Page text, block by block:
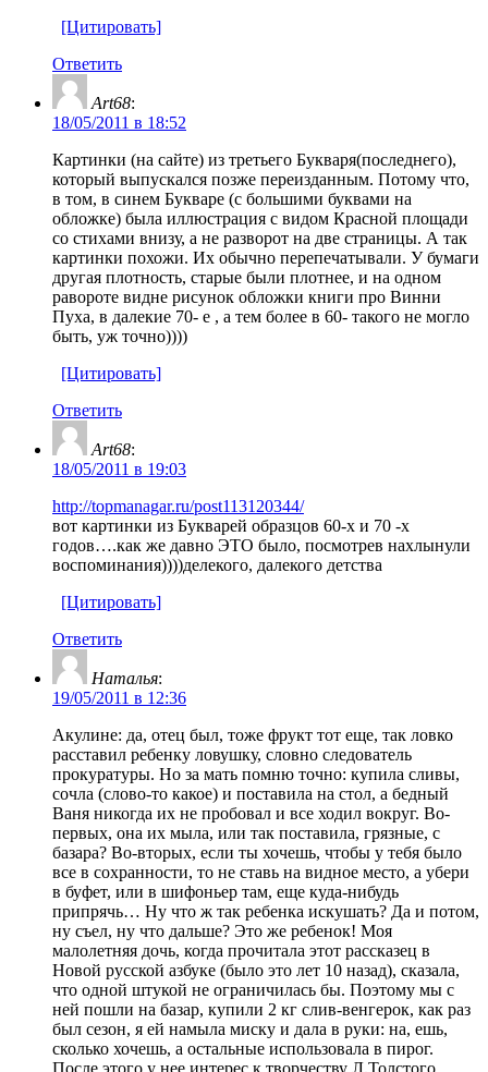
[Цитировать]
Ответить
Art68:
18/05/2011 в 18:52
Картинки (на сайте) из третьего Букваря(последнего),
который выпускался позже переизданным. Потому что,
в том, в синем Букваре (с большими буквами на
обложке) была иллюстрация с видом Красной площади
со стихами внизу, а не разворот на две страницы. А так
картинки похожи. Их обычно перепечатывали. У бумаги
другая плотность, старые были плотнее, и на одном
равороте видне рисунок обложки книги про Винни
Пуха, в далекие 70- е , а тем более в 60- такого не могло
быть, уж точно))))
[Цитировать]
Ответить
Art68:
18/05/2011 в 19:03
http://topmanagar.ru/post113120344/
вот картинки из Букварей образцов 60-х и 70 -х
годов….как же давно ЭТО было, посмотрев нахлынули
воспоминания))))делекого, далекого детства
[Цитировать]
Ответить
Наталья:
19/05/2011 в 12:36
Акулине: да, отец был, тоже фрукт тот еще, так ловко
расставил ребенку ловушку, словно следователь
прокуратуры. Но за мать помню точно: купила сливы,
сочла (слово-то какое) и поставила на стол, а бедный
Ваня никогда их не пробовал и все ходил вокруг. Во-
первых, она их мыла, или так поставила, грязные, с
базара? Во-вторых, если ты хочешь, чтобы у тебя было
все в сохранности, то не ставь на видное место, а убери
в буфет, или в шифоньер там, еще куда-нибудь
припрячь… Ну что ж так ребенка искушать? Да и потом,
ну съел, ну что дальше? Это же ребенок! Моя
малолетняя дочь, когда прочитала этот рассказец в
Новой русской азбуке (было это лет 10 назад), сказала,
что одной штукой не ограничилась бы. Поэтому мы с
ней пошли на базар, купили 2 кг слив-венгерок, как раз
был сезон, я ей намыла миску и дала в руки: на, ешь,
сколько хочешь, а остальные использовала в пирог.
После этого у нее интерес к творчеству Л.Толстого